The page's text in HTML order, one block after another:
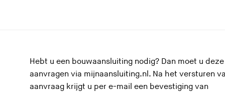
Hebt u een bouwaansluiting nodig? Dan moet u deze
aanvragen via mijnaansluiting.nl. Na het versturen
aanvraag krijgt u per e-mail een bevestiging van